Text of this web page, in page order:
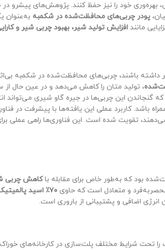
بهره‌وری خود را نیز حفظ کنند. پژوهش‌های پیشرو
پودر چربی‌های محافظت‌شده در شکمبه به‌عنوان
مانند افزایش تولید شیر، بهبود چربی شیر و
داشته باشند، چربی‌های محافظت‌شده در شکمبه
، تولید متان را کاهش می‌دهد و در عین حال از
این چربی‌ها در جیره گاو شیری می‌تواند
باشد. کاربرد عملی این یافته‌ها با پیشرفت در
تقویت شده است. این فناوری‌ها راهی عملی
بود که به‌طور خاص برای مقابله باکاهش چربی
و متعادل است که حاوی ۷۰٪ اسید پالمیتیک (C16:0)
اضافی و پشتیبانی از باروری است.
را تحت شرایط مختلف پلت‌سازی در کارخانه‌های